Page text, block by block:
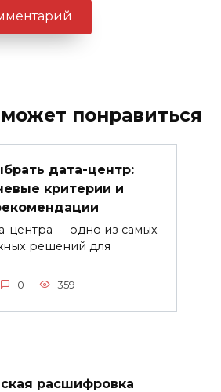
понравиться
дата-центр:
критерии и
центра — одно из самых
решений для
0 359
расшифровка